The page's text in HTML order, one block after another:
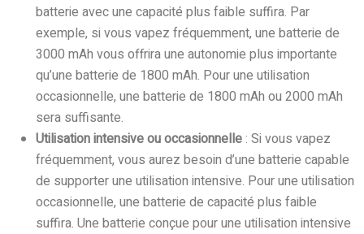
batterie avec une capacité plus faible suffira. Par
exemple, si vous vapez fréquemment, une batterie de
3000 mAh vous offrira une autonomie plus importante
qu’une batterie de 1800 mAh. Pour une utilisation
occasionnelle, une batterie de 1800 mAh ou 2000 mAh
sera suffisante.
Utilisation intensive ou occasionnelle: Si vous vapez
fréquemment, vous aurez besoin d’une batterie capable
de supporter une utilisation intensive. Pour une utilisation
occasionnelle, une batterie de capacité plus faible
suffira. Une batterie conçue pour une utilisation intensive